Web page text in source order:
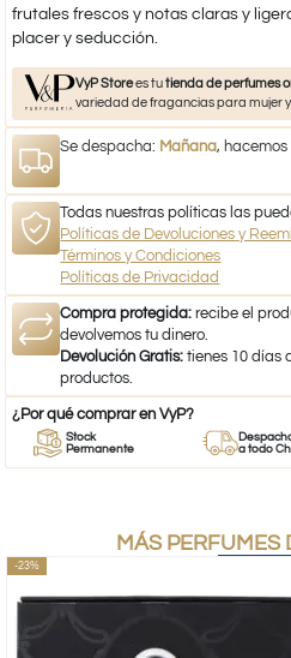
frutales frescos y notas claras y
placer y seducción.
VyP Storees tutienda de perfumes
variedad de fragancias para mujer
Se despacha: Mañana, hacemos
Todas nuestras políticas las
Políticas de Devoluciones y
Términos y Condiciones
Políticas de Privacidad
Compra protegida: recibe el
devolvemos tu dinero.
Devolución Gratis: tienes 10 días
productos.
¿Por qué comprar en VyP?
Stock
Permanente
Despacho
a todo Chile
MÁS PERFUMES
-23%